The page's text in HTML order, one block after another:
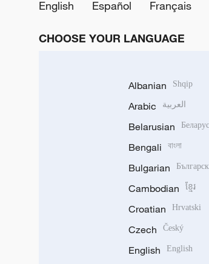
English
Español Français
CHOOSE YOUR LANGUAGE
Albanian Shqip
Arabic العربية
Belarusian
Bengali বাংলা
Bulgarian
Cambodian ខ្មែរ
Croatian Hrvatski
Czech Český
English English